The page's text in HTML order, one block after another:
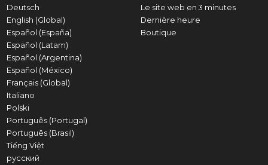
Deutsch
English (Global)
Español (España)
Español (Latam)
Español (Argentina)
Español (México)
Français (Global)
Italiano
Polski
Português (Portugal)
Português (Brasil)
Tiếng Việt
русский
Le site web en 3 minutes
Dernière heure
Boutique